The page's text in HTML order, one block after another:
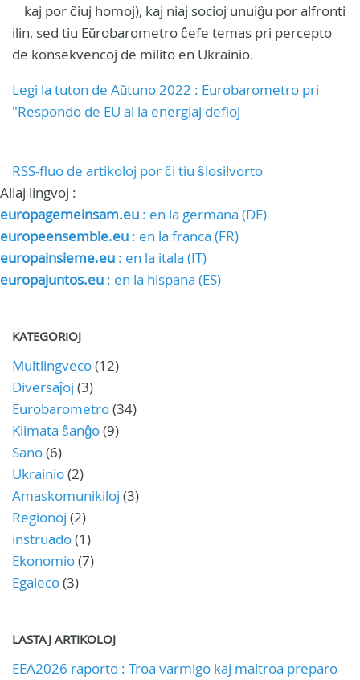
kaj por ĉiuj homoj), kaj niaj socioj unuiĝu por alfronti
ilin, sed tiu Eŭrobarometro ĉefe temas pri percepto
de konsekvencoj de milito en Ukrainio.
Legi la tuton de Aŭtuno 2022 : Eurobarometro pri
"Respondo de EU al la energiaj defioj
RSS-fluo de artikoloj por ĉi tiu ŝlosilvorto
Aliaj lingvoj :
europagemeinsam.eu : en la germana (DE)
europeensemble.eu : en la franca (FR)
europainsieme.eu : en la itala (IT)
europajuntos.eu : en la hispana (ES)
KATEGORIOJ
Multlingveco(12)
Diversaĵoj (3)
Eurobarometro(34)
Klimata ŝanĝo(9)
Sano(6)
Ukrainio(2)
Amaskomunikiloj (3)
Regionoj (2)
instruado(1)
Ekonomio(7)
Egaleco(3)
LASTAJ ARTIKOLOJ
EEA2026 raporto : Troa varmigo kaj maltroa preparo